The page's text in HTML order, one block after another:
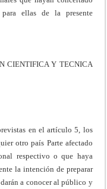
ellas de la presente
CIENTIFICA Y TECNICA
en el artículo 5, los
otro país Parte afectado
respectivo o que haya
la intención de preparar
a conocer al público y